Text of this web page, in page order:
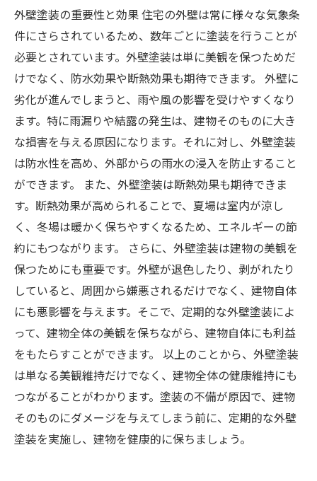
外壁塗装の重要性と効果 住宅の外壁は常に様々な気象条
件にさらされているため、数年ごとに塗装を行うことが
必要とされています。外壁塗装は単に美観を保つためだ
けでなく、防水効果や断熱効果も期待できます。 外壁に
劣化が進んでしまうと、雨や風の影響を受けやすくなり
ます。特に雨漏りや結露の発生は、建物そのものに大き
な損害を与える原因になります。それに対し、外壁塗装
は防水性を高め、外部からの雨水の浸入を防止すること
ができます。 また、外壁塗装は断熱効果も期待できま
す。断熱効果が高められることで、夏場は室内が涼し
く、冬場は暖かく保ちやすくなるため、エネルギーの節
約にもつながります。 さらに、外壁塗装は建物の美観を
保つためにも重要です。外壁が退色したり、剥がれたり
していると、周囲から嫌悪されるだけでなく、建物自体
にも悪影響を与えます。そこで、定期的な外壁塗装によ
って、建物全体の美観を保ちながら、建物自体にも利益
をもたらすことができます。 以上のことから、外壁塗装
は単なる美観維持だけでなく、建物全体の健康維持にも
つながることがわかります。塗装の不備が原因で、建物
そのものにダメージを与えてしまう前に、定期的な外壁
塗装を実施し、建物を健康的に保ちましょう。